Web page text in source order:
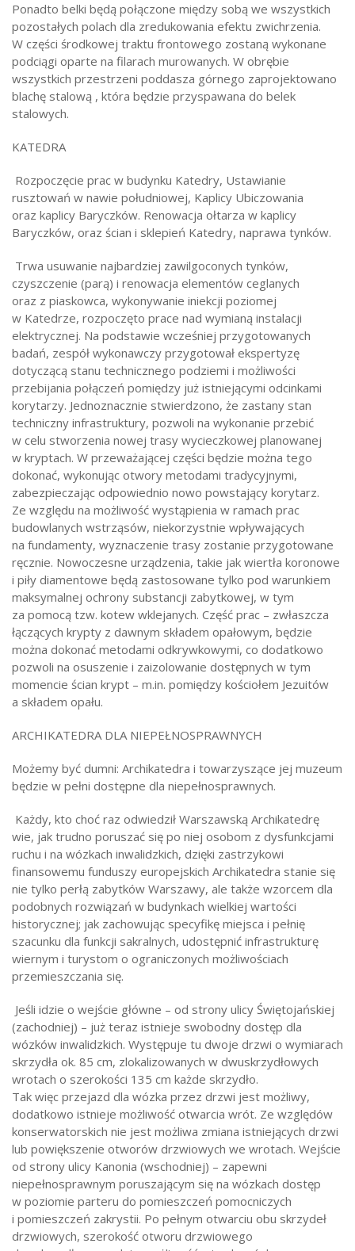
Ponadto belki będą połączone między sobą we wszystkich
pozostałych polach dla zredukowania efektu zwichrzenia.
W części środkowej traktu frontowego zostaną wykonane
podciągi oparte na filarach murowanych. W obrębie
wszystkich przestrzeni poddasza górnego zaprojektowano
blachę stalową , która będzie przyspawana do belek
stalowych.
KATEDRA
Rozpoczęcie prac w budynku Katedry, Ustawianie
rusztowań w nawie południowej, Kaplicy Ubiczowania
oraz kaplicy Baryczków. Renowacja ołtarza w kaplicy
Baryczków, oraz ścian i sklepień Katedry, naprawa tynków.
Trwa usuwanie najbardziej zawilgoconych tynków,
czyszczenie (parą) i renowacja elementów ceglanych
oraz z piaskowca, wykonywanie iniekcji poziomej
w Katedrze, rozpoczęto prace nad wymianą instalacji
elektrycznej. Na podstawie wcześniej przygotowanych
badań, zespół wykonawczy przygotował ekspertyzę
dotyczącą stanu technicznego podziemi i możliwości
przebijania połączeń pomiędzy już istniejącymi odcinkami
korytarzy. Jednoznacznie stwierdzono, że zastany stan
techniczny infrastruktury, pozwoli na wykonanie przebić
w celu stworzenia nowej trasy wycieczkowej planowanej
w kryptach. W przeważającej części będzie można tego
dokonać, wykonując otwory metodami tradycyjnymi,
zabezpieczając odpowiednio nowo powstający korytarz.
Ze względu na możliwość wystąpienia w ramach prac
budowlanych wstrząsów, niekorzystnie wpływających
na fundamenty, wyznaczenie trasy zostanie przygotowane
ręcznie. Nowoczesne urządzenia, takie jak wiertła koronowe
i piły diamentowe będą zastosowane tylko pod warunkiem
maksymalnej ochrony substancji zabytkowej, w tym
za pomocą tzw. kotew wklejanych. Część prac – zwłaszcza
łączących krypty z dawnym składem opałowym, będzie
można dokonać metodami odkrywkowymi, co dodatkowo
pozwoli na osuszenie i zaizolowanie dostępnych w tym
momencie ścian krypt – m.in. pomiędzy kościołem Jezuitów
a składem opału.
ARCHIKATEDRA DLA NIEPEŁNOSPRAWNYCH
Możemy być dumni: Archikatedra i towarzyszące jej muzeum
będzie w pełni dostępne dla niepełnosprawnych.
Każdy, kto choć raz odwiedził Warszawską Archikatedrę
wie, jak trudno poruszać się po niej osobom z dysfunkcjami
ruchu i na wózkach inwalidzkich, dzięki zastrzykowi
finansowemu funduszy europejskich Archikatedra stanie się
nie tylko perłą zabytków Warszawy, ale także wzorcem dla
podobnych rozwiązań w budynkach wielkiej wartości
historycznej; jak zachowując specyfikę miejsca i pełnię
szacunku dla funkcji sakralnych, udostępnić infrastrukturę
wiernym i turystom o ograniczonych możliwościach
przemieszczania się.
Jeśli idzie o wejście główne – od strony ulicy Świętojańskiej
(zachodniej) – już teraz istnieje swobodny dostęp dla
wózków inwalidzkich. Występuje tu dwoje drzwi o wymiarach
skrzydła ok. 85 cm, zlokalizowanych w dwuskrzydłowych
wrotach o szerokości 135 cm każde skrzydło.
Tak więc przejazd dla wózka przez drzwi jest możliwy,
dodatkowo istnieje możliwość otwarcia wrót. Ze względów
konserwatorskich nie jest możliwa zmiana istniejących drzwi
lub powiększenie otworów drzwiowych we wrotach. Wejście
od strony ulicy Kanonia (wschodniej) – zapewni
niepełnosprawnym poruszającym się na wózkach dostęp
w poziomie parteru do pomieszczeń pomocniczych
i pomieszczeń zakrystii. Po pełnym otwarciu obu skrzydeł
drzwiowych, szerokość otworu drzwiowego